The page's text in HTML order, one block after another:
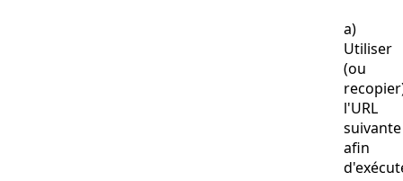
a)
Utiliser
(ou
l'URL
suivante
afin